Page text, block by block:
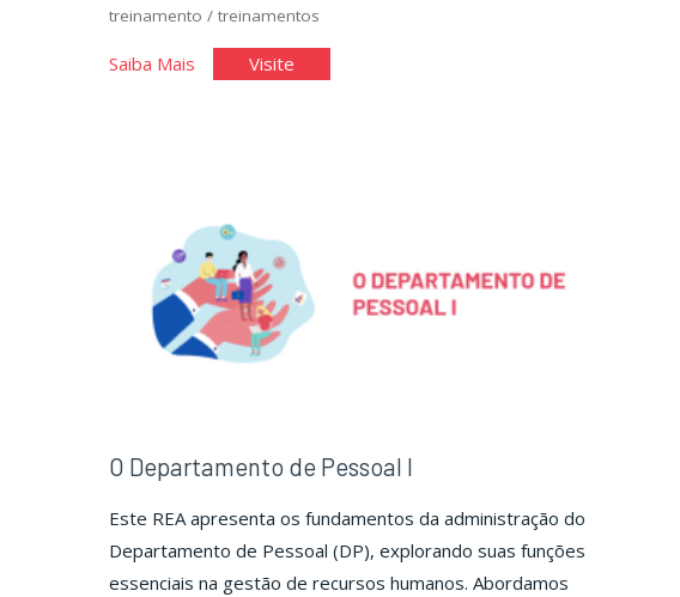
treinamento / treinamentos
Saiba Mais"Recrutamento
Visite"Recrutamento
O Departamento de Pessoal I
Este REA apresenta os fundamentos da administração do
Departamento de Pessoal (DP), explorando suas funções
essenciais na gestão de recursos humanos. Abordamos